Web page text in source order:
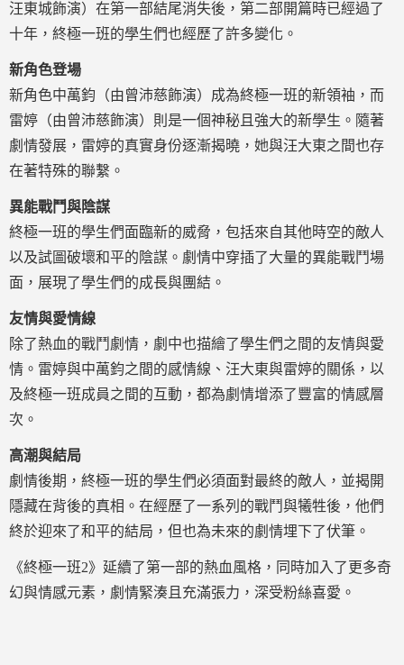
汪東城飾演）在第一部結尾消失後，第二部開篇時已經過了
十年，終極一班的學生們也經歷了許多變化。
新角色登場
新角色中萬鈞（由曾沛慈飾演）成為終極一班的新領袖，而
雷婷（由曾沛慈飾演）則是一個神秘且強大的新學生。隨著
劇情發展，雷婷的真實身份逐漸揭曉，她與汪大東之間也存
在著特殊的聯繫。
異能戰鬥與陰謀
終極一班的學生們面臨新的威脅，包括來自其他時空的敵人
以及試圖破壞和平的陰謀。劇情中穿插了大量的異能戰鬥場
面，展現了學生們的成長與團結。
友情與愛情線
除了熱血的戰鬥劇情，劇中也描繪了學生們之間的友情與愛
情。雷婷與中萬鈞之間的感情線、汪大東與雷婷的關係，以
及終極一班成員之間的互動，都為劇情增添了豐富的情感層
次。
高潮與結局
劇情後期，終極一班的學生們必須面對最終的敵人，並揭開
隱藏在背後的真相。在經歷了一系列的戰鬥與犧牲後，他們
終於迎來了和平的結局，但也為未來的劇情埋下了伏筆。
《終極一班2》延續了第一部的熱血風格，同時加入了更多奇
幻與情感元素，劇情緊湊且充滿張力，深受粉絲喜愛。